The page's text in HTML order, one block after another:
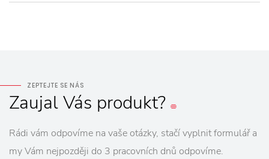
ZEPTEJTE SE NÁS
ZaujalVás produkt?
Rádi vám odpovíme na vaše otázky, stačí vyplnit formulář a
my Vám nejpozději do 3 pracovních dnů odpovíme.